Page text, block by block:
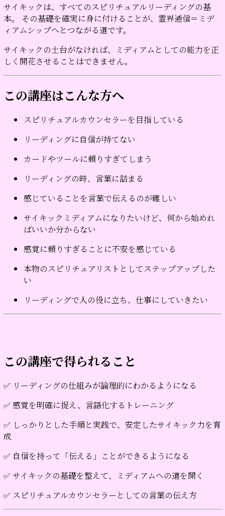
サイキックは、すべてのスピリチュアルリーディングの基
本。 その基礎を確実に身に付けることが、霊界通信＝ミデ
ィアムシップへとつながる道です。
サイキックの土台がなければ、ミディアムとしての能力を正
しく開花させることはできません。
この講座はこんな方へ
スピリチュアルカウンセラーを目指している
リーディングに自信が持てない
カードやツールに頼りすぎてしまう
リーディングの時、言葉に詰まる
感じていることを言葉で伝えるのが難しい
サイキックミディアムになりたいけど、何から始めれ
ばいいか分からない
感覚に頼りすぎることに不安を感じている
本物のスピリチュアリストとしてステップアップした
い
リーディングで人の役に立ち、仕事にしていきたい
この講座で得られること
✅ リーディングの仕組みが論理的にわかるようになる
✅ 感覚を明確に捉え、言語化するトレーニング
✅ しっかりとした手順と実践で、安定したサイキック力を育
成
✅ 自信を持って「伝える」ことができるようになる
✅ サイキックの基礎を整えて、ミディアムへの道を開く
✅ スピリチュアルカウンセラーとしての言葉の伝え方